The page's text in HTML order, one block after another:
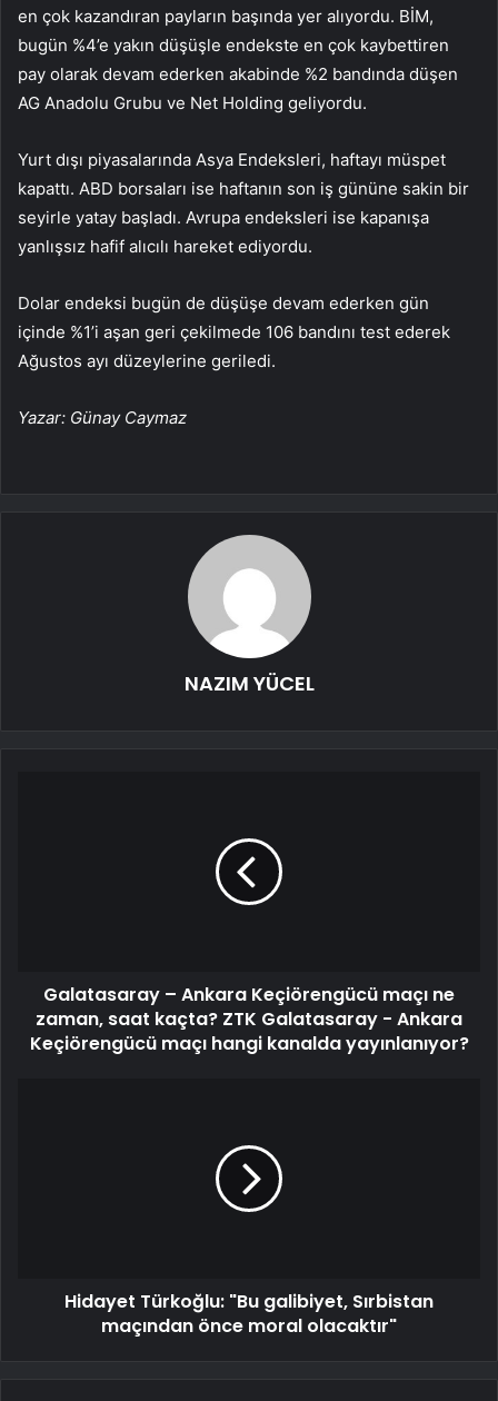
en çok kazandıran payların başında yer alıyordu. BİM,
bugün %4’e yakın düşüşle endekste en çok kaybettiren
pay olarak devam ederken akabinde %2 bandında düşen
AG Anadolu Grubu ve Net Holding geliyordu.
Yurt dışı piyasalarında Asya Endeksleri, haftayı müspet
kapattı. ABD borsaları ise haftanın son iş gününe sakin bir
seyirle yatay başladı. Avrupa endeksleri ise kapanışa
yanlışsız hafif alıcılı hareket ediyordu.
Dolar endeksi bugün de düşüşe devam ederken gün
içinde %1’i aşan geri çekilmede 106 bandını test ederek
Ağustos ayı düzeylerine geriledi.
Yazar: Günay Caymaz
NAZIM YÜCEL
Galatasaray – Ankara Keçiörengücü maçı ne
zaman, saat kaçta? ZTK Galatasaray - Ankara
Keçiörengücü maçı hangi kanalda yayınlanıyor?
Hidayet Türkoğlu: "Bu galibiyet, Sırbistan
maçından önce moral olacaktır"